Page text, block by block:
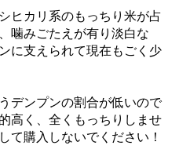
ヒカリ系のもっちり米が占
噛みごたえが有り淡白な
に支えられて現在もごく少
デンプンの割合が低いので
高く、全くもっちりしませ
て購入しないでください！